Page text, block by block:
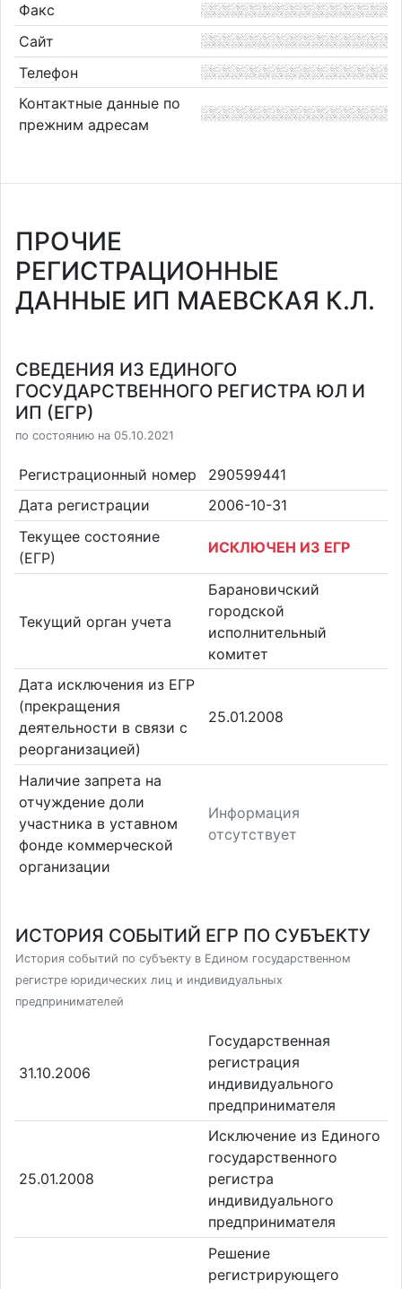
Факс
Сайт
Телефон
Контактные данные по
прежним адресам
ПРОЧИЕ
РЕГИСТРАЦИОННЫЕ
ДАННЫЕ ИП МАЕВСКАЯ К.Л.
СВЕДЕНИЯ ИЗ ЕДИНОГО
ГОСУДАРСТВЕННОГО РЕГИСТРА ЮЛ И
ИП (ЕГР)
по состоянию на 05.10.2021
Регистрационный номер
290599441
Дата регистрации
2006-10-31
Текущее состояние
(ЕГР)
ИСКЛЮЧЕН ИЗ ЕГР
Текущий орган учета
Барановичский
городской
исполнительный
комитет
Дата исключения из ЕГР
(прекращения
деятельности в связи с
реорганизацией)
25.01.2008
Наличие запрета на
отчуждение доли
участника в уставном
фонде коммерческой
организации
Информация
отсутствует
ИСТОРИЯ СОБЫТИЙ ЕГР ПО СУБЪЕКТУ
История событий по субъекту в Едином государственном
регистре юридических лиц и индивидуальных
предпринимателей
31.10.2006
Государственная
регистрация
индивидуального
предпринимателя
25.01.2008
Исключение из Единого
государственного
регистра
индивидуального
предпринимателя
Решение
регистрирующего